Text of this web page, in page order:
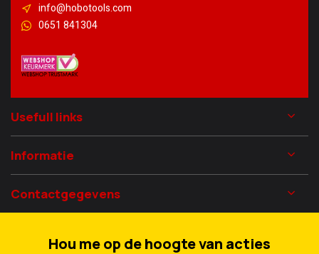
info@hobotools.com
0651 841304
Usefull links
Informatie
Contactgegevens
Hou me op de hoogte van acties